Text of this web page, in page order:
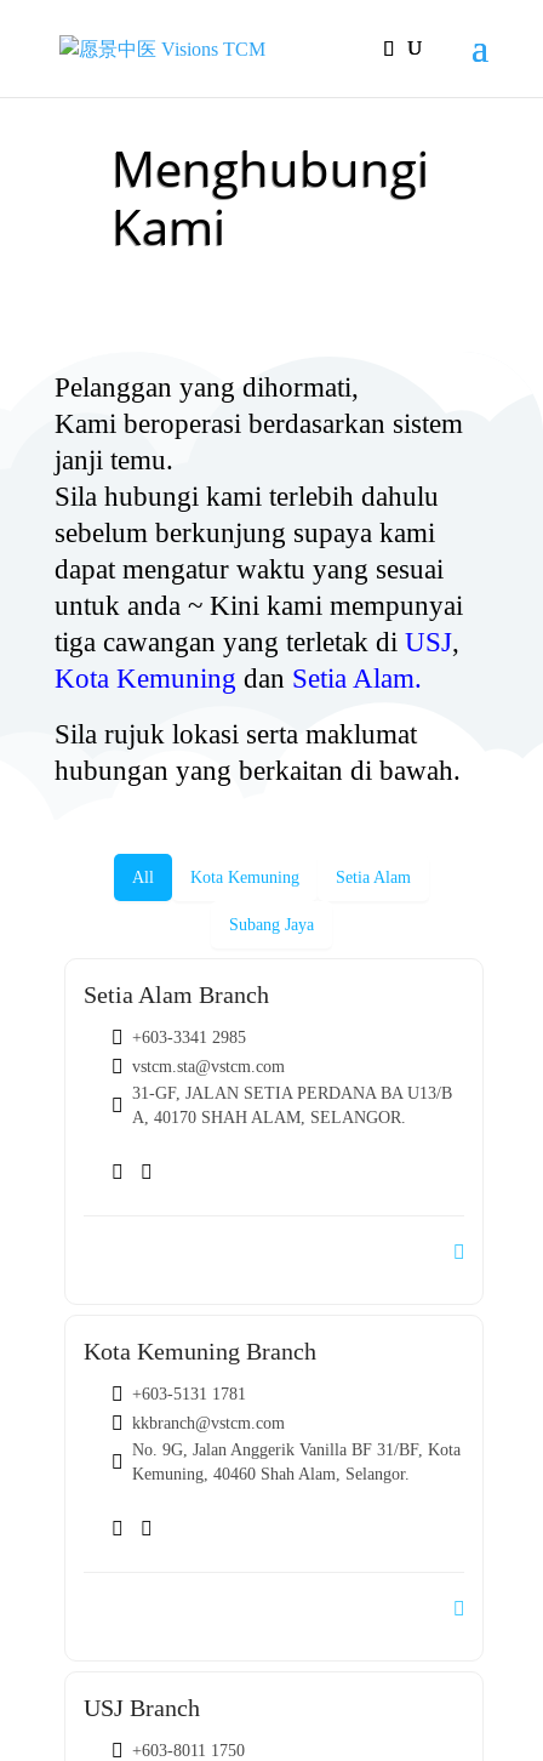
Menghubungi
Kami
Pelanggan yang dihormati,
Kami beroperasi berdasarkan sistem
janji temu.
Sila hubungi kami terlebih dahulu
sebelum berkunjung supaya kami
dapat mengatur waktu yang sesuai
untuk anda ~ Kini kami mempunyai
tiga cawangan yang terletak di USJ,
Kota Kemuning dan Setia Alam.
Sila rujuk lokasi serta maklumat
hubungan yang berkaitan di bawah.
All Kota Kemuning Setia Alam
Subang Jaya
Setia Alam Branch
+603-3341 2985
vstcm.sta@vstcm.com
31-GF, JALAN SETIA PERDANA BA U13/B
A, 40170 SHAH ALAM, SELANGOR.
Kota Kemuning Branch
+603-5131 1781
kkbranch@vstcm.com
No. 9G, Jalan Anggerik Vanilla BF 31/BF, Kota
Kemuning, 40460 Shah Alam, Selangor.
USJ Branch
+603-8011 1750